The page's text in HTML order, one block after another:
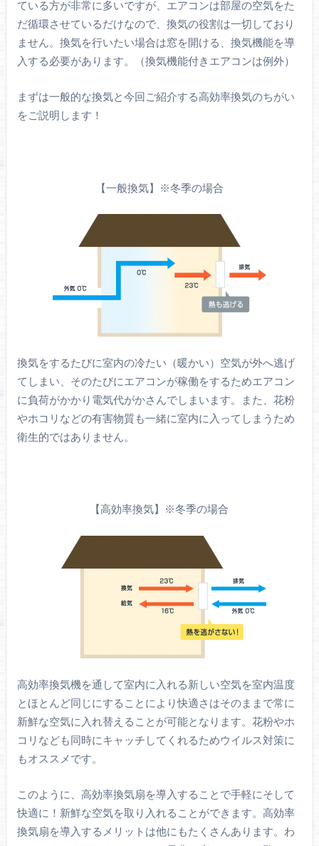
ている方が非常に多いですが、エアコンは部屋の空気をた
だ循環させているだけなので、換気の役割は一切しており
ません。換気を行いたい場合は窓を開ける、換気機能を導
入する必要があります。（換気機能付きエアコンは例外）
まずは一般的な換気と今回ご紹介する高効率換気のちがい
をご説明します！
【一般換気】※冬季の場合
換気をするたびに室内の冷たい（暖かい）空気が外へ逃げ
てしまい、そのたびにエアコンが稼働をするためエアコン
に負荷がかかり電気代がかさんでしまいます。また、花粉
やホコリなどの有害物質も一緒に室内に入ってしまうため
衛生的ではありません。
【高効率換気】※冬季の場合
高効率換気機を通して室内に入れる新しい空気を室内温度
とほとんど同じにすることにより快適さはそのままで常に
新鮮な空気に入れ替えることが可能となります。花粉やホ
コリなども同時にキャッチしてくれるためウイルス対策に
もオススメです。
このように、高効率換気扇を導入することで手軽にそして
快適に！新鮮な空気を取り入れることができます。高効率
換気扇を導入するメリットは他にもたくさんあります。わ